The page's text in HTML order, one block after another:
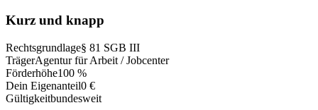
Kurz und knapp
Rechtsgrundlage§ 81 SGB III
TrägerAgentur für Arbeit / Jobcenter
Förderhöhe100 %
Dein Eigenanteil0 €
Gültigkeitbundesweit